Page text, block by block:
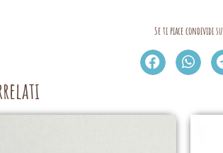
Se ti piace condividi su